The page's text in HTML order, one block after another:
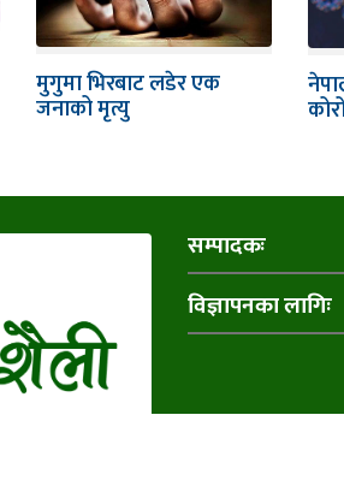
मुगुमा भिरबाट लडेर एक
जनाको मृत्यु
सम्पादकः
विज्ञापनका लागिः